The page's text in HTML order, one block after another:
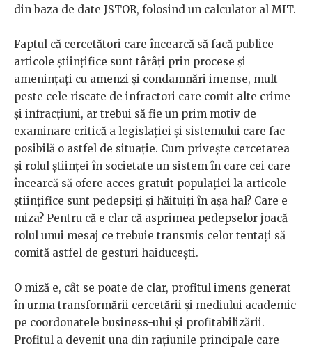
din baza de date JSTOR, folosind un calculator al MIT.
Faptul că cercetători care încearcă să facă publice
articole științifice sunt târâți prin procese și
amenințați cu amenzi și condamnări imense, mult
peste cele riscate de infractori care comit alte crime
și infracțiuni, ar trebui să fie un prim motiv de
examinare critică a legislației și sistemului care fac
posibilă o astfel de situație. Cum privește cercetarea
și rolul științei în societate un sistem în care cei care
încearcă să ofere acces gratuit populației la articole
științifice sunt pedepsiți și hăituiți în așa hal? Care e
miza? Pentru că e clar că asprimea pedepselor joacă
rolul unui mesaj ce trebuie transmis celor tentați să
comită astfel de gesturi haiducești.
O miză e, cât se poate de clar, profitul imens generat
în urma transformării cercetării și mediului academic
pe coordonatele business-ului și profitabilizării.
Profitul a devenit una din rațiunile principale care